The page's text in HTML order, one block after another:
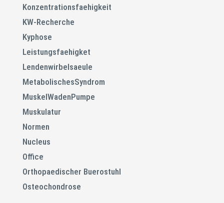
Konzentrationsfaehigkeit
KW-Recherche
Kyphose
Leistungsfaehigket
Lendenwirbelsaeule
MetabolischesSyndrom
MuskelWadenPumpe
Muskulatur
Normen
Nucleus
Office
Orthopaedischer Buerostuhl
Osteochondrose